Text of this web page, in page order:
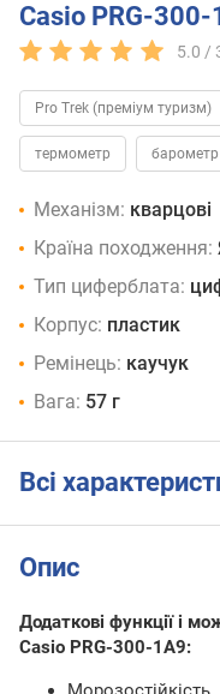
Casio PRG-300-
5.0 /
Pro Trek (преміум туризм)
термометр барометр
Механізм: кварцові
Країна походження:
Тип циферблата:
Корпус: пластик
Ремінець: каучук
Вага: 57 г
Всі
Опис
Додаткові функції і
Casio PRG-300-1A9: